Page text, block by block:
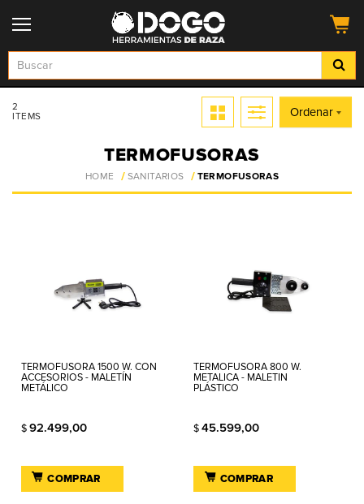
TERMOFUSORAS
HOME SANITARIOS TERMOFUSORAS
2
ITEMS
Ordenar
TERMOFUSORA 1500 W. CON
ACCESORIOS - MALETÍN
METÁLICO
$ 92.499,00
COMPRAR
TERMOFUSORA 800 W.
METALICA - MALETIN
PLÁSTICO
$45.599,00
COMPRAR